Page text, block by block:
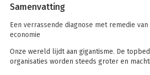
Samenvatting
Een verrassende diagnose met remedie
economie
Onze wereld lijdt aan gigantisme. De
organisaties worden steeds groter en